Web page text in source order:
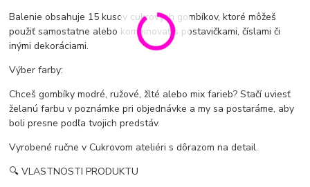
Balenie obsahuje 15 kusov cukrových gombíkov, ktoré môžeš
použiť samostatne alebo kombinovať s postavičkami, číslami či
inými dekoráciami.
Výber farby:
Chceš gombíky modré, ružové, žlté alebo mix farieb? Stačí uviesť
želanú farbu v poznámke pri objednávke a my sa postaráme, aby
boli presne podľa tvojich predstáv.
Vyrobené ručne v Cukrovom ateliéri s dôrazom na detail.
🔍 VLASTNOSTI PRODUKTU